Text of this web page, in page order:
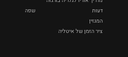
דעות
שפה
המגזין
ציר הזמן של איטליה